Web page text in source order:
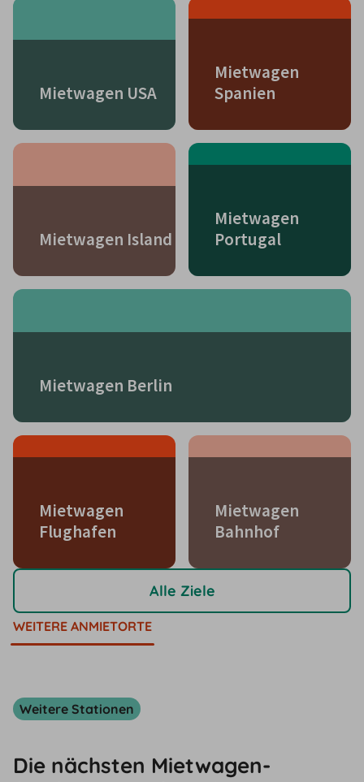
Mietwagen USA
Mietwagen
Spanien
Mietwagen Island
Mietwagen
Portugal
Mietwagen Berlin
Mietwagen
Flughafen
Mietwagen
Bahnhof
Alle Ziele
WEITERE ANMIETORTE
Weitere Stationen
Die nächsten Mietwagen-